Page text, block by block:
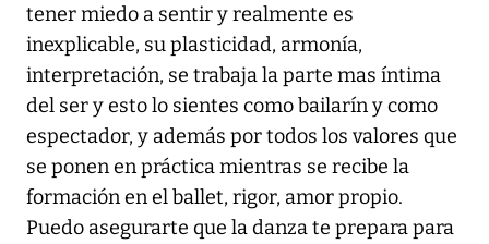
tener miedo a sentir y realmente es
inexplicable, su plasticidad, armonía,
interpretación, se trabaja la parte mas íntima
del ser y esto lo sientes como bailarín y como
espectador, y además por todos los valores que
se ponen en práctica mientras se recibe la
formación en el ballet, rigor, amor propio.
Puedo asegurarte que la danza te prepara para